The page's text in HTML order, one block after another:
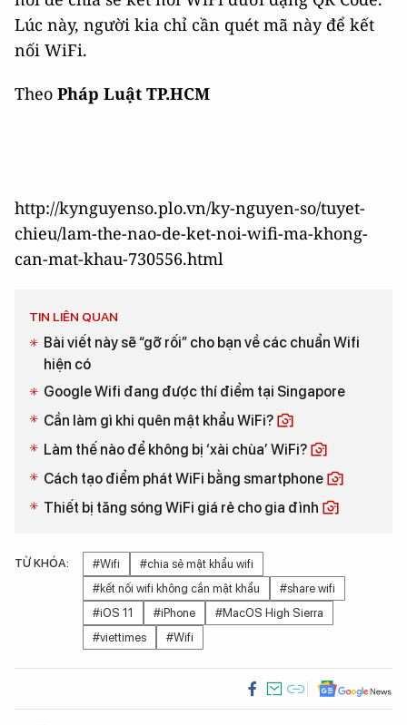
Lúc này, người kia chỉ cần quét mã này để kết
nối WiFi.
Theo Pháp Luật TP.HCM
http://kynguyenso.plo.vn/ky-nguyen-so/tuyet-
chieu/lam-the-nao-de-ket-noi-wifi-ma-khong-
can-mat-khau-730556.html
TIN LIÊN QUAN
Bài viết này sẽ “gỡ rối” cho bạn về các chuẩn Wifi
hiện có
Google Wifi đang được thí điểm tại Singapore
Cần làm gì khi quên mật khẩu WiFi?
Làm thế nào để không bị ‘xài chùa’ WiFi?
Cách tạo điểm phát WiFi bằng smartphone
Thiết bị tăng sóng WiFi giá rẻ cho gia đình
TỪ KHÓA: #Wifi
#chia sẻ mật khẩu wifi
#kết nối wifi không cần mật khẩu
#share wifi
#iOS 11
#iPhone
#MacOS High Sierra
#viettimes
#Wifi